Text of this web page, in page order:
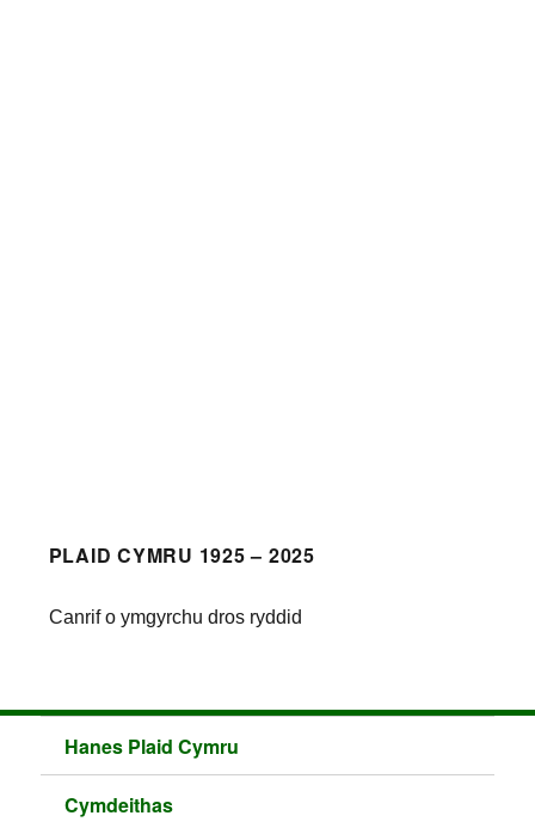
PLAID CYMRU 1925 – 2025
Canrif o ymgyrchu dros ryddid
Hanes Plaid Cymru
Cymdeithas